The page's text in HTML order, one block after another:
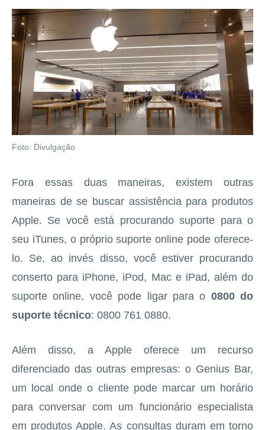
Foto: Divulgação
Fora essas duas maneiras, existem outras
maneiras de se buscar assistência para produtos
Apple. Se você está procurando suporte para o
seu iTunes, o próprio suporte online pode oferece-
lo. Se, ao invés disso, você estiver procurando
conserto para iPhone, iPod, Mac e iPad, além do
suporte online, você pode ligar para o 0800 do
suporte técnico: 0800 761 0880.
Além disso, a Apple oferece um recurso
diferenciado das outras empresas: o Genius Bar,
um local onde o cliente pode marcar um horário
para conversar com um funcionário especialista
em produtos Apple. As consultas duram em torno